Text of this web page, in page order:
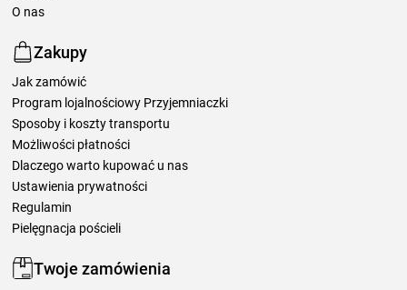
O nas
Zakupy
Jak zamówić
Program lojalnościowy Przyjemniaczki
Sposoby i koszty transportu
Możliwości płatności
Dlaczego warto kupować u nas
Ustawienia prywatności
Regulamin
Pielęgnacja pościeli
Twoje zamówienia